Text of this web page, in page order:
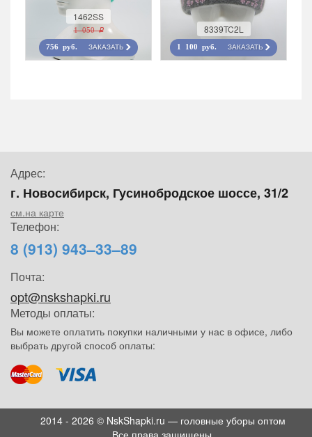
1462SS
1 050 r
756 руб. ЗАКАЗАТЬ
8339TC2L
1 100 руб. ЗАКАЗАТЬ
Адрес:
г. Новосибирск, Гусинобродское шоссе, 31/2
см.на карте
Телефон:
8 (913) 943–33–89
Почта:
opt@nskshapki.ru
Методы оплаты:
Вы можете оплатить покупки наличными у нас в офисе, либо
выбрать другой способ оплаты:
2014 - 2026 © NskShapki.ru — головные уборы оптом
Все права защищены.